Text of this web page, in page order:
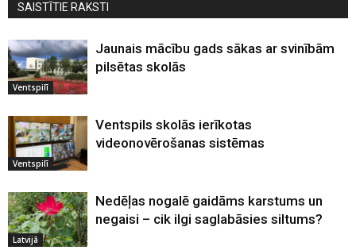
SAISTĪTIE RAKSTI
Ventspilī
Jaunais mācību gads sākas ar svinībām
pilsētas skolās
Ventspilī
Ventspils skolās ierīkotas
videonovērošanas sistēmas
Latvijā
Nedēļas nogalē gaidāms karstums un
negaisi – cik ilgi saglabāsies siltums?